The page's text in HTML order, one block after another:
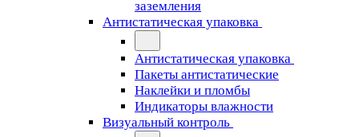
заземления
Антистатическая упаковка
Антистатическая упаковка
Пакеты антистатические
Наклейки и пломбы
Индикаторы влажности
Визуальный контроль